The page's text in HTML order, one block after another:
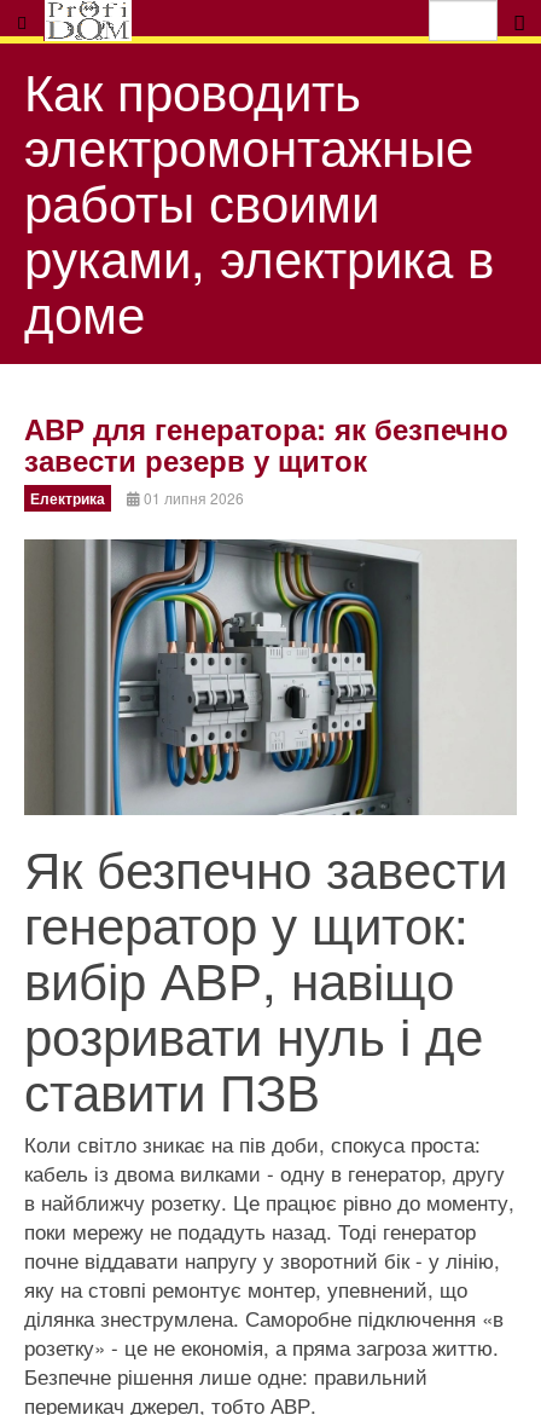
Как проводить
электромонтажные
работы своими
руками, электрика в
доме
АВР для генератора: як безпечно
завести резерв у щиток
Електрика 01 липня 2026
Як безпечно завести
генератор у щиток:
вибір АВР, навіщо
розривати нуль і де
ставити ПЗВ
Коли світло зникає на пів доби, спокуса проста:
кабель із двома вилками - одну в генератор, другу
в найближчу розетку. Це працює рівно до моменту,
поки мережу не подадуть назад. Тоді генератор
почне віддавати напругу у зворотний бік - у лінію,
яку на стовпі ремонтує монтер, упевнений, що
ділянка знеструмлена. Саморобне підключення «в
розетку» - це не економія, а пряма загроза життю.
Безпечне рішення лише одне: правильний
перемикач джерел, тобто АВР.